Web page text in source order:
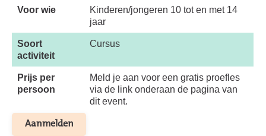
Voor wie
Kinderen/jongeren 10 tot en met 14
jaar
Soort
activiteit
Cursus
Prijs per
persoon
Meld je aan voor een gratis proefles
via de link onderaan de pagina van
dit event.
Aanmelden